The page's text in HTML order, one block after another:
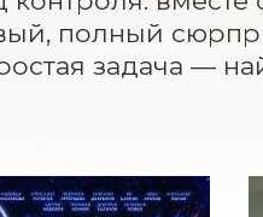
полный
задача —